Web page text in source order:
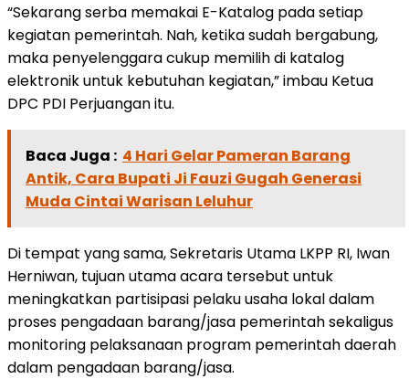
“Sekarang serba memakai E-Katalog pada setiap
kegiatan pemerintah. Nah, ketika sudah bergabung,
maka penyelenggara cukup memilih di katalog
elektronik untuk kebutuhan kegiatan,” imbau Ketua
DPC PDI Perjuangan itu.
Baca Juga : 4 Hari Gelar Pameran Barang
Antik, Cara Bupati Ji Fauzi Gugah Generasi
Muda Cintai Warisan Leluhur
Di tempat yang sama, Sekretaris Utama LKPP RI, Iwan
Herniwan, tujuan utama acara tersebut untuk
meningkatkan partisipasi pelaku usaha lokal dalam
proses pengadaan barang/jasa pemerintah sekaligus
monitoring pelaksanaan program pemerintah daerah
dalam pengadaan barang/jasa.